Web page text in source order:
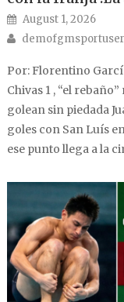
Posted on
August 1, 2026
Author
demofgmsportuser
Por: Florentino
Chivas 1 , “el
golean sin piedada
goles con San Luís
ese punto llega a la